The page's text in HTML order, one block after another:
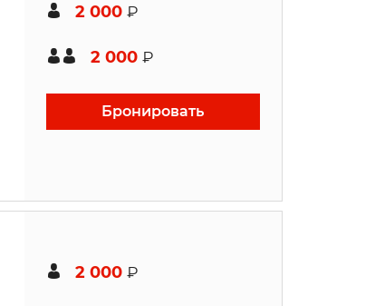
2 000 ₽
2 000 ₽
Бронировать
2 000 ₽